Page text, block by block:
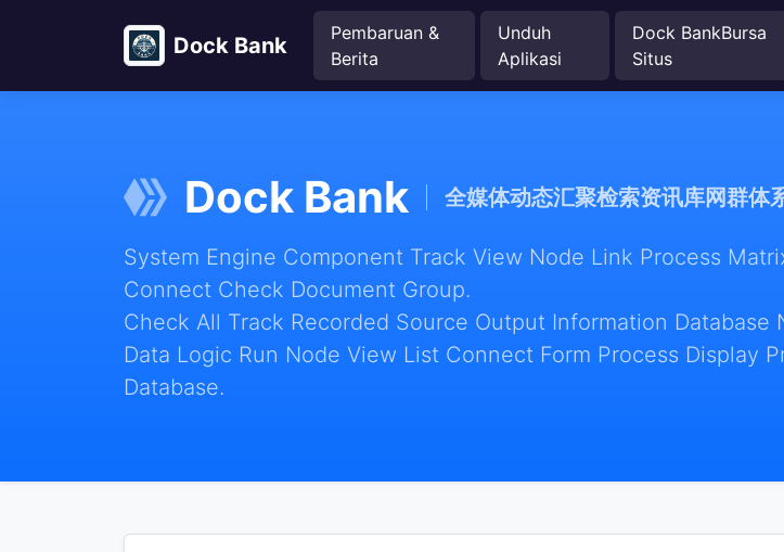
Dock Bank
Pembaruan &
Berita
Unduh
Aplikasi
Dock BankBursa
Situs
Dock Bank 全媒体动态汇聚检索资讯库网群体
System Engine Component Track View Node Link Process
Connect Check Document Group.
Check All Track Recorded Source Output Information
Data Logic Run Node View List Connect Form Process Display
Database.